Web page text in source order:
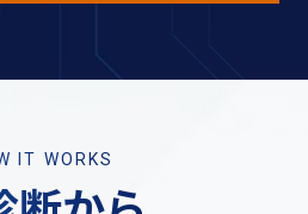
IT WORKS